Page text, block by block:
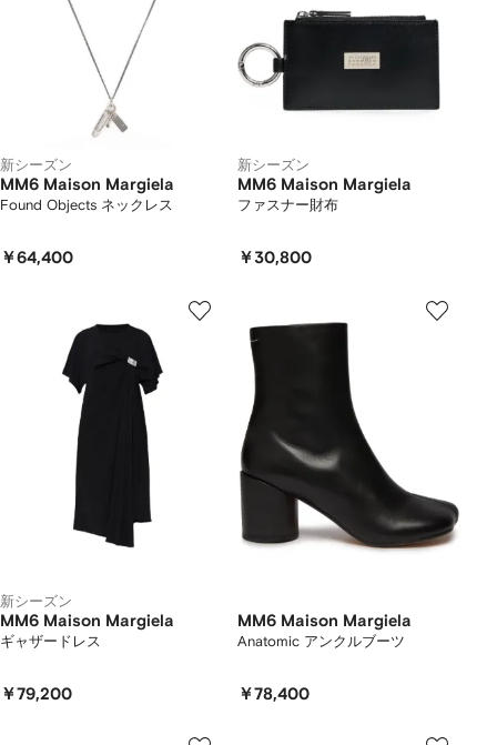
新シーズン
MM6 Maison Margiela
Found Objects ネックレス
￥64,400
新シーズン
MM6 Maison Margiela
ファスナー財布
￥30,800
新シーズン
MM6 Maison Margiela
ギャザードレス
￥79,200
MM6 Maison Margiela
Anatomic アンクルブーツ
￥78,400